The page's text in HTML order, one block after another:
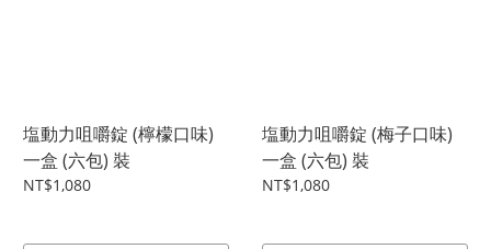
塩動力咀嚼錠 (檸檬口味)
一盒 (六包) 裝
NT$1,080
塩動力咀嚼錠 (梅子口味)
一盒 (六包) 裝
NT$1,080